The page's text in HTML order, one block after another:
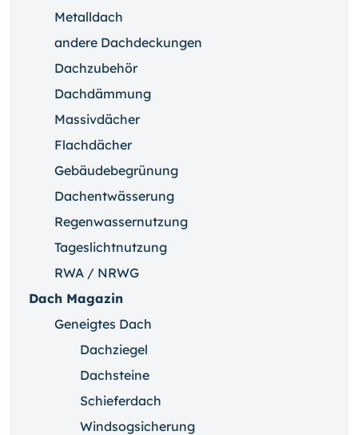
Metalldach
andere Dachdeckungen
Dachzubehör
Dachdämmung
Massivdächer
Flachdächer
Gebäudebegrünung
Dachentwässerung
Regenwassernutzung
Tageslichtnutzung
RWA / NRWG
Dach Magazin
Geneigtes Dach
Dachziegel
Dachsteine
Schieferdach
Windsogsicherung